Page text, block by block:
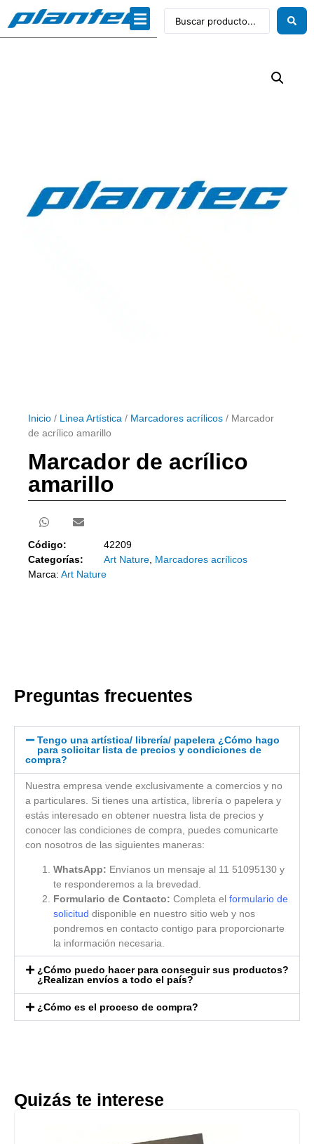
Inicio / Linea Artística / Marcadores acrílicos / Marcador
de acrílico amarillo
Marcador de acrílico
amarillo
Código:
42209
Categorías:
Art Nature Marcadores acrílicos
Marca: Art Nature
Preguntas frecuentes
Tengo una artística/ librería/ papelera ¿Cómo hago
para solicitar lista de precios y condiciones de
compra?
Nuestra empresa vende exclusivamente a comercios y no
a particulares. Si tienes una artística, librería o papelera y
estás interesado en obtener nuestra lista de precios y
conocer las condiciones de compra, puedes comunicarte
con nosotros de las siguientes maneras:
WhatsApp: Envíanos un mensaje al 11 51095130 y
te responderemos a la brevedad.
Formulario de Contacto: Completa el formulario de
solicitud disponible en nuestro sitio web y nos
pondremos en contacto contigo para proporcionarte
la información necesaria.
¿Cómo puedo hacer para conseguir sus productos?
¿Realizan envíos a todo el país?
¿Cómo es el proceso de compra?
Quizás te interese